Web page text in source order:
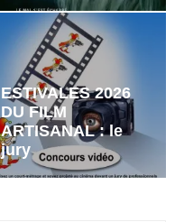
ESTIVALES 2026
DU FILM
ARTISANAL : le
jury